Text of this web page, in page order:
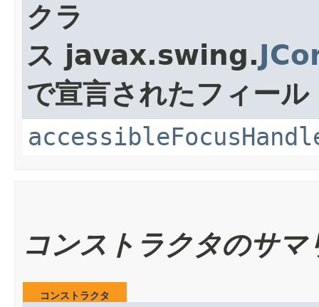
クラ
ス javax.swing.
で宣言されたフィール
コンストラクタのサマ
コンストラクタ